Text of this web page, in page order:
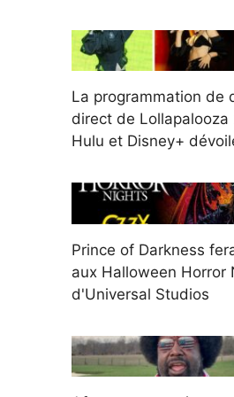
La programmation de
direct de Lollapalooza
Hulu et Disney+
Prince of Darkness
aux Halloween Horror
d'Universal Studios